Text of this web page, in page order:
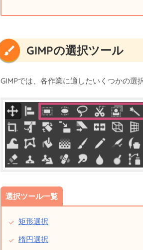
GIMPの選択ツール
GIMPでは、各作業に適したいくつかの選
選択ツール一覧
矩形選択
楕円選択